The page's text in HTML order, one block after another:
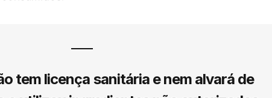
tem licença sanitária e nem alvará de